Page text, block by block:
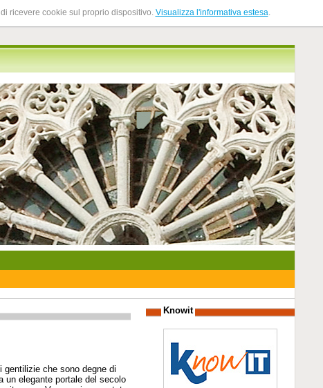
ricevere cookie sul proprio dispositivo. Visualizza l'informativa estesa.
gentilizie che sono degne di
un elegante portale del secolo
Knowit